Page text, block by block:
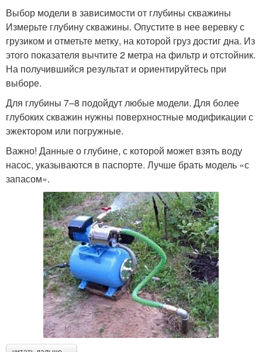
Выбор модели в зависимости от глубины скважины
Измерьте глубину скважины. Опустите в нее веревку с
грузиком и отметьте метку, на которой груз достиг дна. Из
этого показателя вычтите 2 метра на фильтр и отстойник.
На получившийся результат и ориентируйтесь при
выборе.
Для глубины 7–8 подойдут любые модели. Для более
глубоких скважин нужны поверхностные модификации с
эжектором или погружные.
Важно! Данные о глубине, с которой может взять воду
насос, указываются в паспорте. Лучше брать модель «с
запасом».